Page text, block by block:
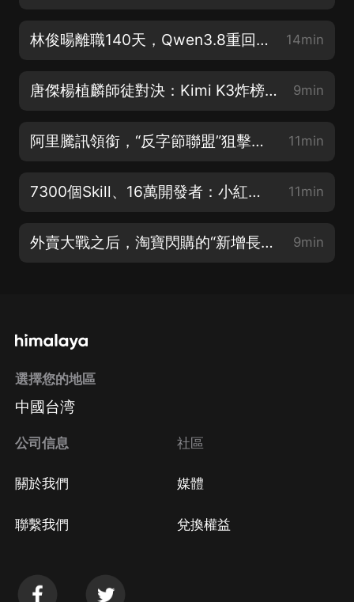
林俊暘離職140天，Qwen3.8重回開源，阿里大模型還能打嗎？ 14min
唐傑楊植麟師徒對決：Kimi K3炸榜，智譜蒸發3000億 9min
阿里騰訊領銜，“反字節聯盟”狙擊Seedance？ 11min
7300個Skill、16萬開發者：小紅書開始種“AI” 11min
外賣大戰之后，淘寶閃購的“新增長極” 9min
選擇您的地區
中國台湾
公司信息
關於我們
聯繫我們
社區
媒體
兌換權益